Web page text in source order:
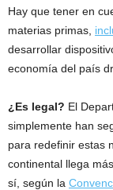
Hay que tener en
materias primas,
desarrollar
economía del país
¿Es legal? El
simplemente han
para redefinir estas
continental llega
sí, según la